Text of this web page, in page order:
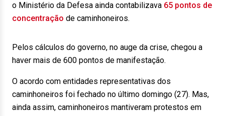
o Ministério da Defesa ainda contabilizava 65 pontos de
concentração de caminhoneiros.
Pelos cálculos do governo, no auge da crise, chegou a
haver mais de 600 pontos de manifestação.
O acordo com entidades representativas dos
caminhoneiros foi fechado no último domingo (27). Mas,
ainda assim, caminhoneiros mantiveram protestos em